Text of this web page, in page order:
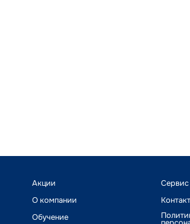
Акции
О компании
Обучение
Сервис